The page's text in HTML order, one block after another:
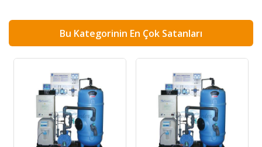
Bu Kategorinin En Çok Satanları